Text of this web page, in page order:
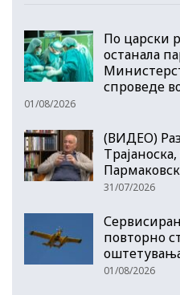
По царски
останала
спроведе
01/08/2026
(ВИДЕО)
31/07/2026
повторно
01/08/2026